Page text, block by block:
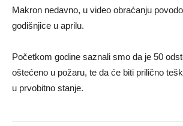
Makron nedavno, u video obraćanju
godišnjice u aprilu.
Početkom godine saznali smo da je 50
oštećeno u požaru, te da će biti prilično
u prvobitno stanje.